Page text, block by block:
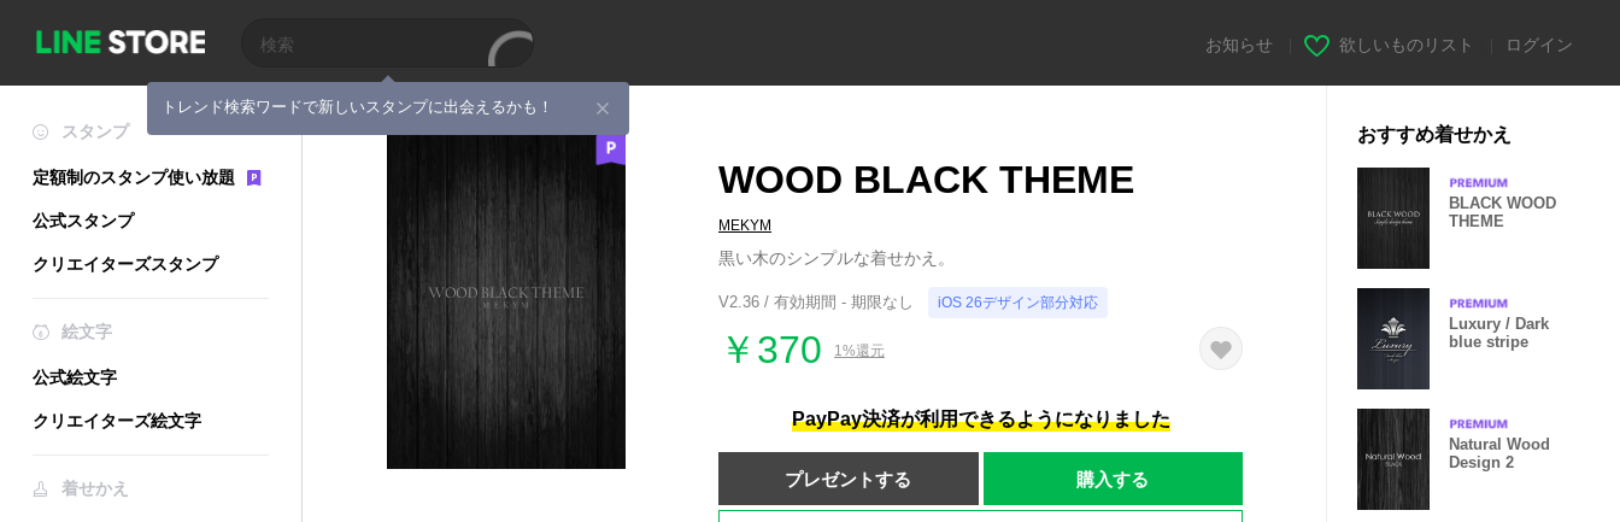
トレンド検索ワードで新しいスタンプに出会えるかも！
お知らせ 欲しいものリスト ログイン
スタンプ
定額制のスタンプ使い放題
公式スタンプ
クリエイターズスタンプ
絵文字
公式絵文字
クリエイターズ絵文字
着せかえ
WOOD BLACK THEME
MEKYM
黒い木のシンプルな着せかえ。
V2.36 / 有効期間 - 期限なし iOS 26デザイン部分対応
￥370 1%還元
PayPay決済が利用できるようになりました
プレゼントする 購入する
おすすめ着せかえ
BLACK WOOD
THEME
Luxury / Dark
blue stripe
Natural Wood
Design 2